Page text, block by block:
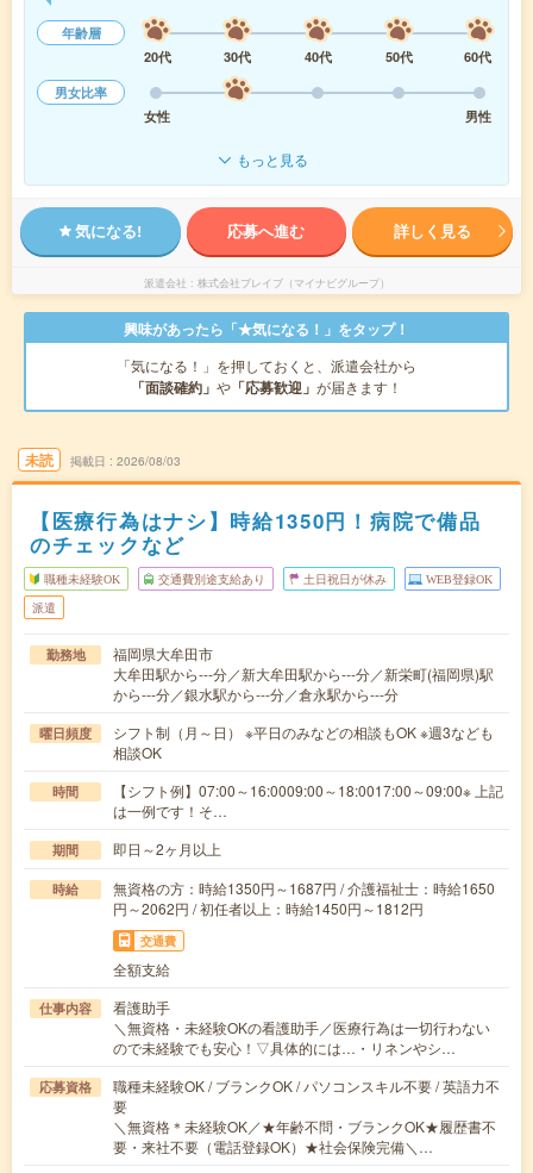
年齢層
20代
30代 40代 50代
60代
男女比率
女性
男性
もっと見る
気になる! 応募へ進む 詳しく見る
派遣会社 株式会社ブレイブ（マイナビグループ）
興味があったら「★気になる！」をタップ！
「気になる！」を押しておくと、派遣会社から
「面談確約」 や 「応募歓迎」 が届きます！
未読 掲載日 2026/08/03
【医療行為はナシ】時給1350円！病院で備品
のチェックなど
職種未経験OK 交通費別途支給あり 土日祝日が休み WEB登録OK
派遣
勤務地
福岡県大牟田市
大牟田駅から---分／新大牟田駅から---分／新栄町(福岡県)駅
から---分／銀水駅から---分／倉永駅から---分
曜日頻度
シフト制（月～日） ※平日のみなどの相談もOK ※週3なども
相談OK
時間
【シフト例】07:00～16:0009:00～18:0017:00～09:00※ 上記
は一例です！そ…
期間 即日～2ヶ月以上
時給
無資格の方：時給1350円～1687円 / 介護福祉士：時給1650
円～2062円 / 初任者以上：時給1450円～1812円
交通費
全額支給
仕事内容
看護助手
＼無資格・未経験OKの看護助手／医療行為は一切行わない
ので未経験でも安心！▽具体的には…・リネンやシ…
応募資格
職種未経験OK / ブランクOK / パソコンスキル不要 / 英語力不
要
＼無資格＊未経験OK／★年齢不問・ブランクOK★履歴書不
要・来社不要（電話登録OK）★社会保険完備＼…